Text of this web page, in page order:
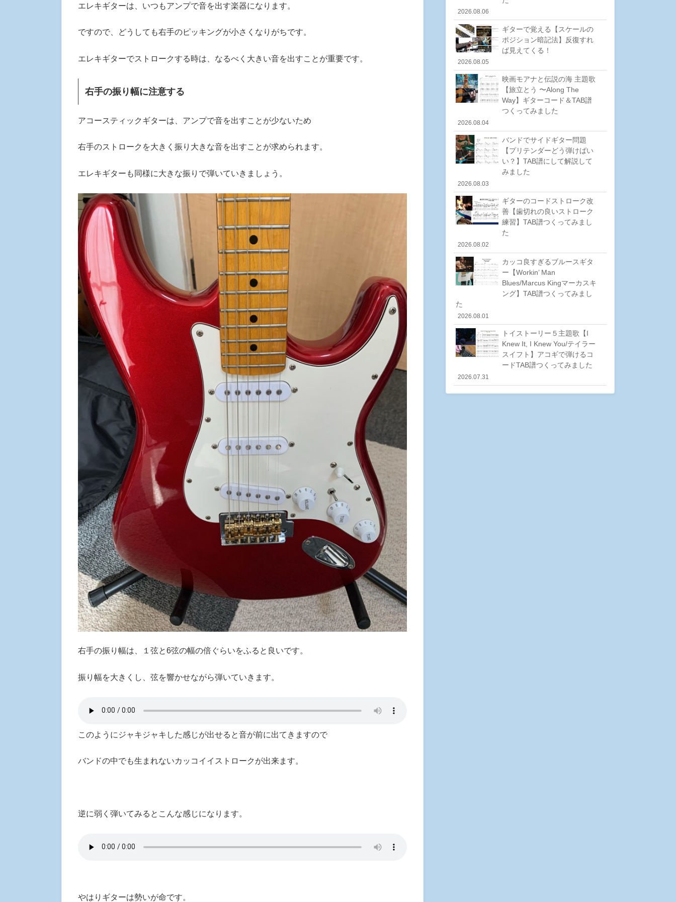
エレキギターは、いつもアンプで音を出す楽器になります。
ですので、どうしても右手のピッキングが小さくなりがちです。
エレキギターでストロークする時は、なるべく大きい音を出すことが重要です。
右手の振り幅に注意する
アコースティックギターは、アンプで音を出すことが少ないため
右手のストロークを大きく振り大きな音を出すことが求められます。
エレキギターも同様に大きな振りで弾いていきましょう。
右手の振り幅は、１弦と6弦の幅の倍ぐらいをふると良いです。
振り幅を大きくし、弦を響かせながら弾いていきます。
このようにジャキジャキした感じが出せると音が前に出てきますので
バンドの中でも生まれないカッコイイストロークが出来ます。
逆に弱く弾いてみるとこんな感じになります。
やはりギターは勢いが命です。
2026.08.06
ギターで覚える【スケールの
ポジション暗記法】反復すれ
ば見えてくる！
2026.08.05
映画モアナと伝説の海 主題歌
【旅立とう 〜Along The
Way】ギターコード＆TAB譜
つくってみました
2026.08.04
バンドでサイドギター問題
【プリテンダーどう弾けばい
い？】TAB譜にして解説して
みました
2026.08.03
ギターのコードストローク改
善【歯切れの良いストローク
練習】TAB譜つくってみまし
た
2026.08.02
カッコ良すぎるブルースギタ
ー【Workin’ Man
Blues/Marcus Kingマーカスキ
ング】TAB譜つくってみまし
た
2026.08.01
トイストーリー５主題歌【I
Knew It, I Knew You/テイラー
スイフト】アコギで弾けるコ
ードTAB譜つくってみました
2026.07.31